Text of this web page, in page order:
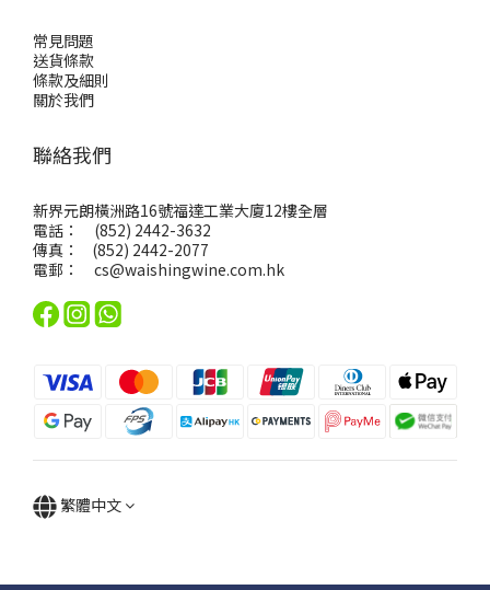
常見問題
送貨條款
條款及細則
關於我們
聯絡我們
新界元朗橫洲路16號福達工業大廈12樓全層
電話： (852) 2442-3632
傳真： (852) 2442-2077
電郵： cs@waishingwine.com.hk
繁體中文